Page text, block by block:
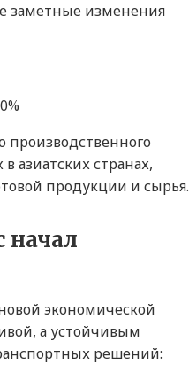
заметные изменения
производственного
азиатских странах,
продукции и сырья.
начал
экономической
а устойчивым
решений: